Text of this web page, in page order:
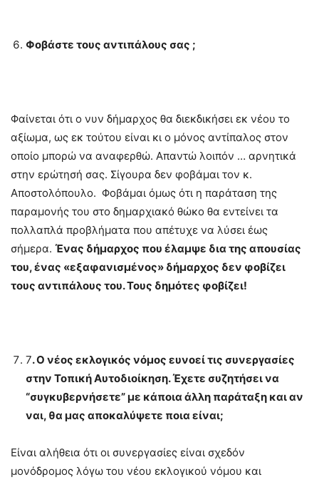
Φοβάστε τους αντιπάλους σας ;
Φαίνεται ότι ο νυν δήμαρχος θα διεκδικήσει εκ νέου το
αξίωμα, ως εκ τούτου είναι κι ο μόνος αντίπαλος στον
οποίο μπορώ να αναφερθώ. Απαντώ λοιπόν … αρνητικά
στην ερώτησή σας. Σίγουρα δεν φοβάμαι τον κ.
Αποστολόπουλο. Φοβάμαι όμως ότι η παράταση της
παραμονής του στο δημαρχιακό θώκο θα εντείνει τα
πολλαπλά προβλήματα που απέτυχε να λύσει έως
σήμερα. Ένας δήμαρχος που έλαμψε δια της απουσίας
του, ένας «εξαφανισμένος» δήμαρχος δεν φοβίζει
τους αντιπάλους του. Τους δημότες φοβίζει!
7. Ο νέος εκλογικός νόμος ευνοεί τις συνεργασίες
στην Τοπική Αυτοδιοίκηση. Έχετε συζητήσει να
“συγκυβερνήσετε” με κάποια άλλη παράταξη και αν
ναι, θα μας αποκαλύψετε ποια είναι;
Είναι αλήθεια ότι οι συνεργασίες είναι σχεδόν
μονόδρομος λόγω του νέου εκλογικού νόμου και